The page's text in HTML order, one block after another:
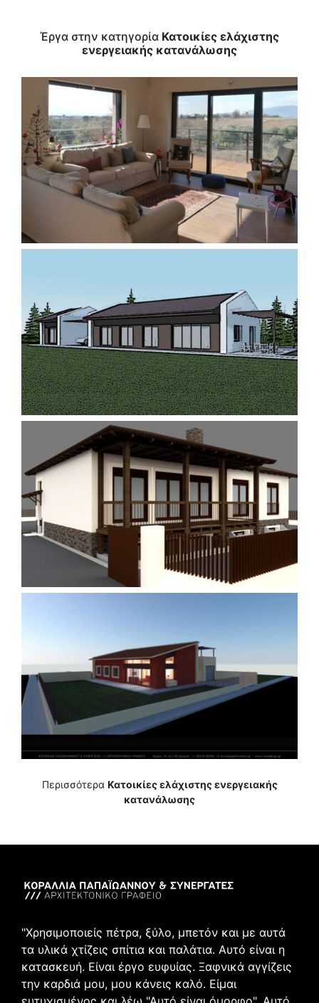
Έργα στην κατηγορία Κατοικίες ελάχιστης
ενεργειακής κατανάλωσης
Περισσότερα Κατοικίες ελάχιστης ενεργειακής
κατανάλωσης
"Χρησιμοποιείς πέτρα, ξύλο, μπετόν και με αυτά
τα υλικά χτίζεις σπίτια και παλάτια. Αυτό είναι η
κατασκευή. Είναι έργο ευφυίας. Ξαφνικά αγγίζεις
την καρδιά μου, μου κάνεις καλό. Είμαι